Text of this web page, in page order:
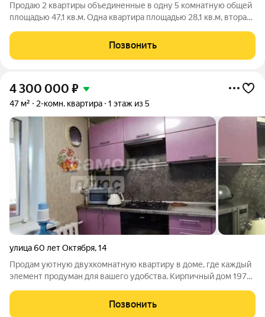
Продаю 2 квартиры объединенные в одну 5 комнатную общей
площадью 47,1 кв.м. Одна квартира площадью 28,1 кв.м, вторая
часть ул. Октябрьская. Отличная придомовая территория с
собственным
Позвонить
4 300 000 ₽
47 м² 2-комн. квартира 1 этаж из 5
улица 60 лет Октября,14
Продам уютную двухкомнатную квартиру в доме, где каждый
элемент продуман для вашего удобства. Кирпичный дом 1976
отличная шумо и теплоизоляция. Здесь вы сможете по-
настоящему расслабиться после
Позвонить